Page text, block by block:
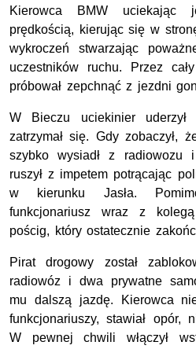
Kierowca BMW uciekając
prędkością, kierując się w
wykroczeń stwarzając
uczestników ruchu. Przez
próbował zepchnąć z jezdni
W Bieczu uciekinier
zatrzymał się. Gdy zobaczył,
szybko wysiadł z
ruszył z impetem potrącając
w kierunku Jasła.
funkcjonariusz wraz z
pościg, który ostatecznie
Pirat drogowy został
radiowóz i dwa prywatne
mu dalszą jazdę. Kierowca
funkcjonariuszy, stawiał opór,
W pewnej chwili włączył